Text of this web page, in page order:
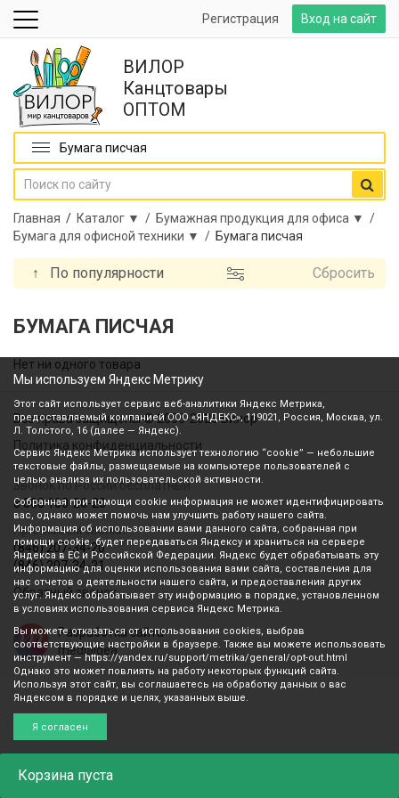
Вход на сайт
Регистрация
ВИЛОР
Канцтовары
ОПТОМ
Бумага писчая
Корзина пуста
Главная / Каталог ▼ / Бумажная продукция для офиса ▼ /
Бумага для офисной техники ▼ / Бумага писчая
↑ По популярности Сбросить
БУМАГА ПИСЧАЯ
Нет ни одного товара
Все права защищены © 2003-2026 Вилор
Политика конфиденциальности
Звонок по России бесплатный
8 800 100-26-20
Принимаем звонки
(846) 207-34-20
(846) 207-34-21
Обратный звонок
Разработка сайта
mediaidea
Мы используем Яндекс Метрику
Этот сайт использует сервис веб-аналитики Яндекс Метрика,
предоставляемый компанией ООО «ЯНДЕКС», 119021, Россия, Москва, ул.
Л. Толстого, 16 (далее — Яндекс).
Сервис Яндекс Метрика использует технологию “cookie” — небольшие
текстовые файлы, размещаемые на компьютере пользователей с
целью анализа их пользовательской активности.
Собранная при помощи cookie информация не может идентифицировать
вас, однако может помочь нам улучшить работу нашего сайта.
Информация об использовании вами данного сайта, собранная при
помощи cookie, будет передаваться Яндексу и храниться на сервере
Яндекса в ЕС и Российской Федерации. Яндекс будет обрабатывать эту
информацию для оценки использования вами сайта, составления для
нас отчетов о деятельности нашего сайта, и предоставления других
услуг. Яндекс обрабатывает эту информацию в порядке, установленном
в условиях использования сервиса Яндекс Метрика.
Вы можете отказаться от использования cookies, выбрав
соответствующие настройки в браузере. Также вы можете использовать
инструмент — https://yandex.ru/support/metrika/general/opt-out.html
Однако это может повлиять на работу некоторых функций сайта.
Используя этот сайт, вы соглашаетесь на обработку данных о вас
Яндексом в порядке и целях, указанных выше.
Я согласен